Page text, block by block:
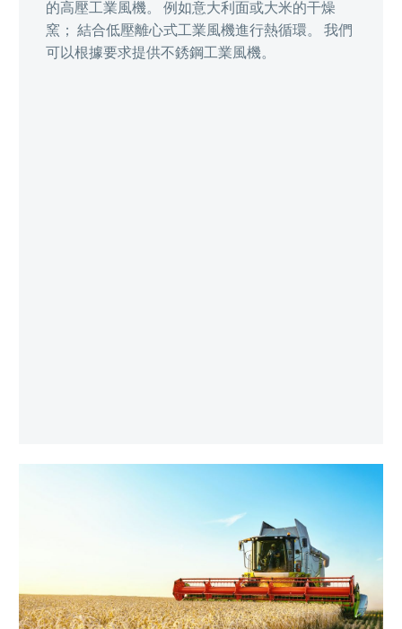
的高壓工業風機。 例如意大利面或大米的干燥
窯； 結合低壓離心式工業風機進行熱循環。 我們
可以根據要求提供不銹鋼工業風機。
法拉利亞洲通風
為農業行業提供農用風機和鼓風機，以滿足您的確